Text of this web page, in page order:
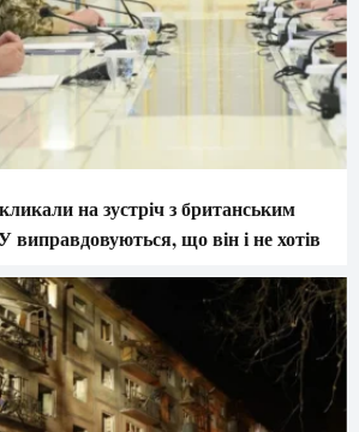
на зустріч з британським
що він і не хотів